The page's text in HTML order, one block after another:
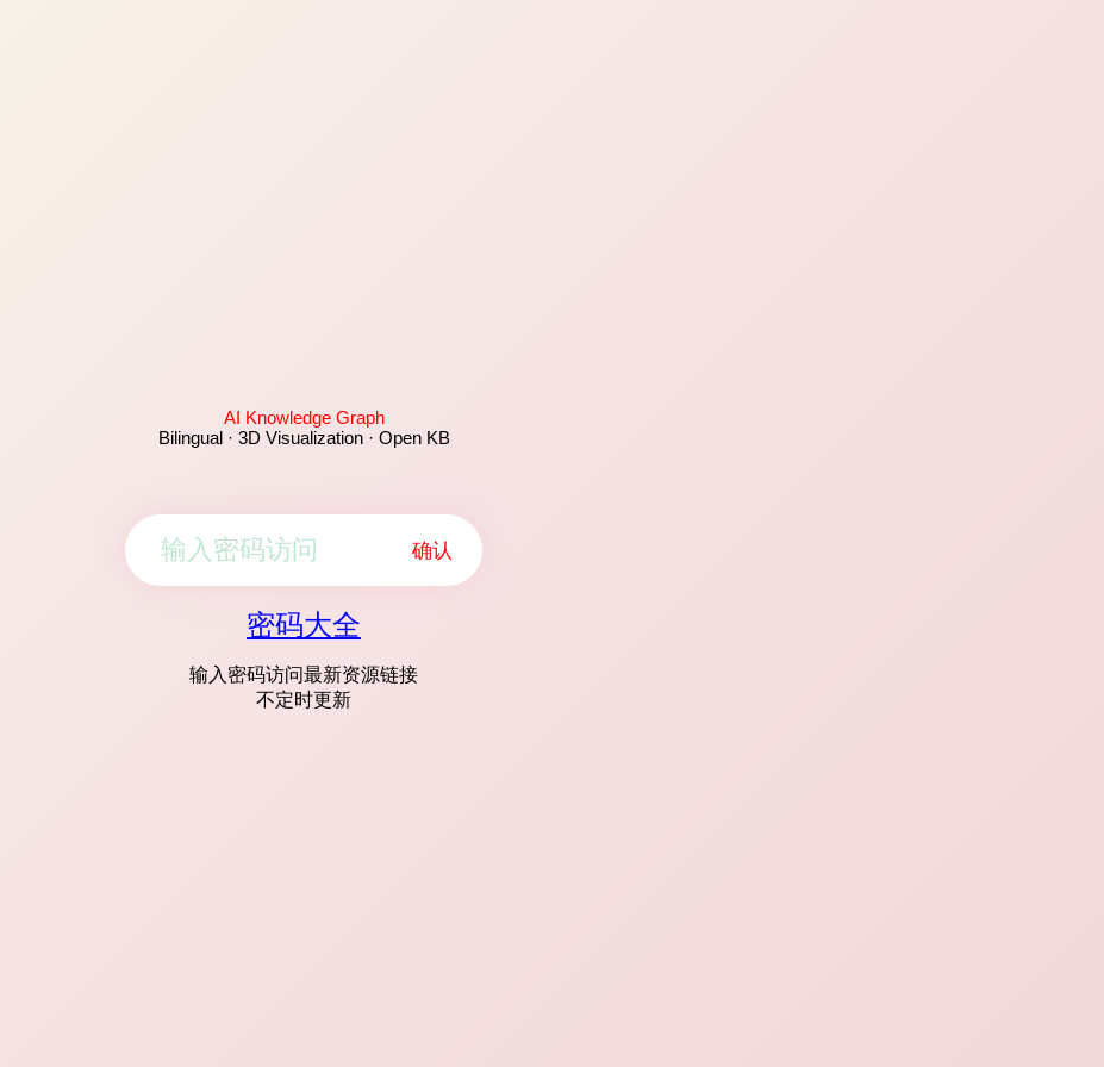
AI Knowledge Graph
Bilingual · 3D Visualization · Open KB
确认
密码大全
输入密码访问最新资源链接
不定时更新